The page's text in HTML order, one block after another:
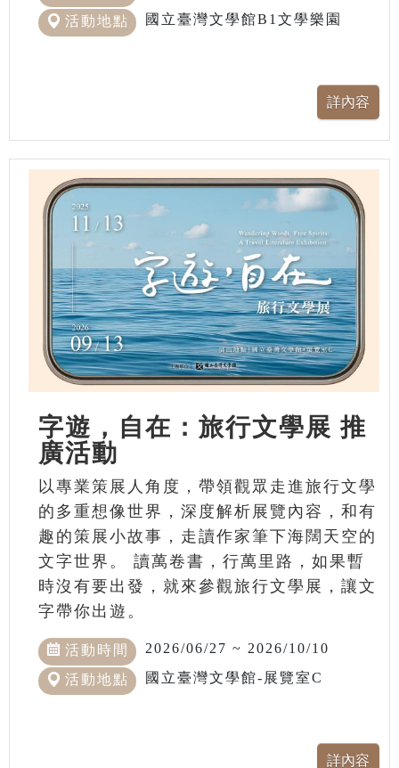
活動地點 國立臺灣文學館B1文學樂園
字遊，自在：旅行文學展 推
廣活動
以專業策展人角度，帶領觀眾走進旅行文學
的多重想像世界，深度解析展覽內容，和有
趣的策展小故事，走讀作家筆下海闊天空的
文字世界。 讀萬卷書，行萬里路，如果暫
時沒有要出發，就來參觀旅行文學展，讓文
字帶你出遊。
活動時間 2026/06/27 ~ 2026/10/10
活動地點 國立臺灣文學館-展覽室C